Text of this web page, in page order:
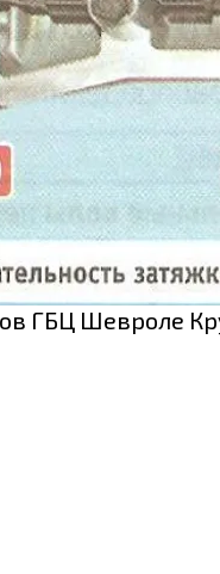
ГБЦ Шевроле